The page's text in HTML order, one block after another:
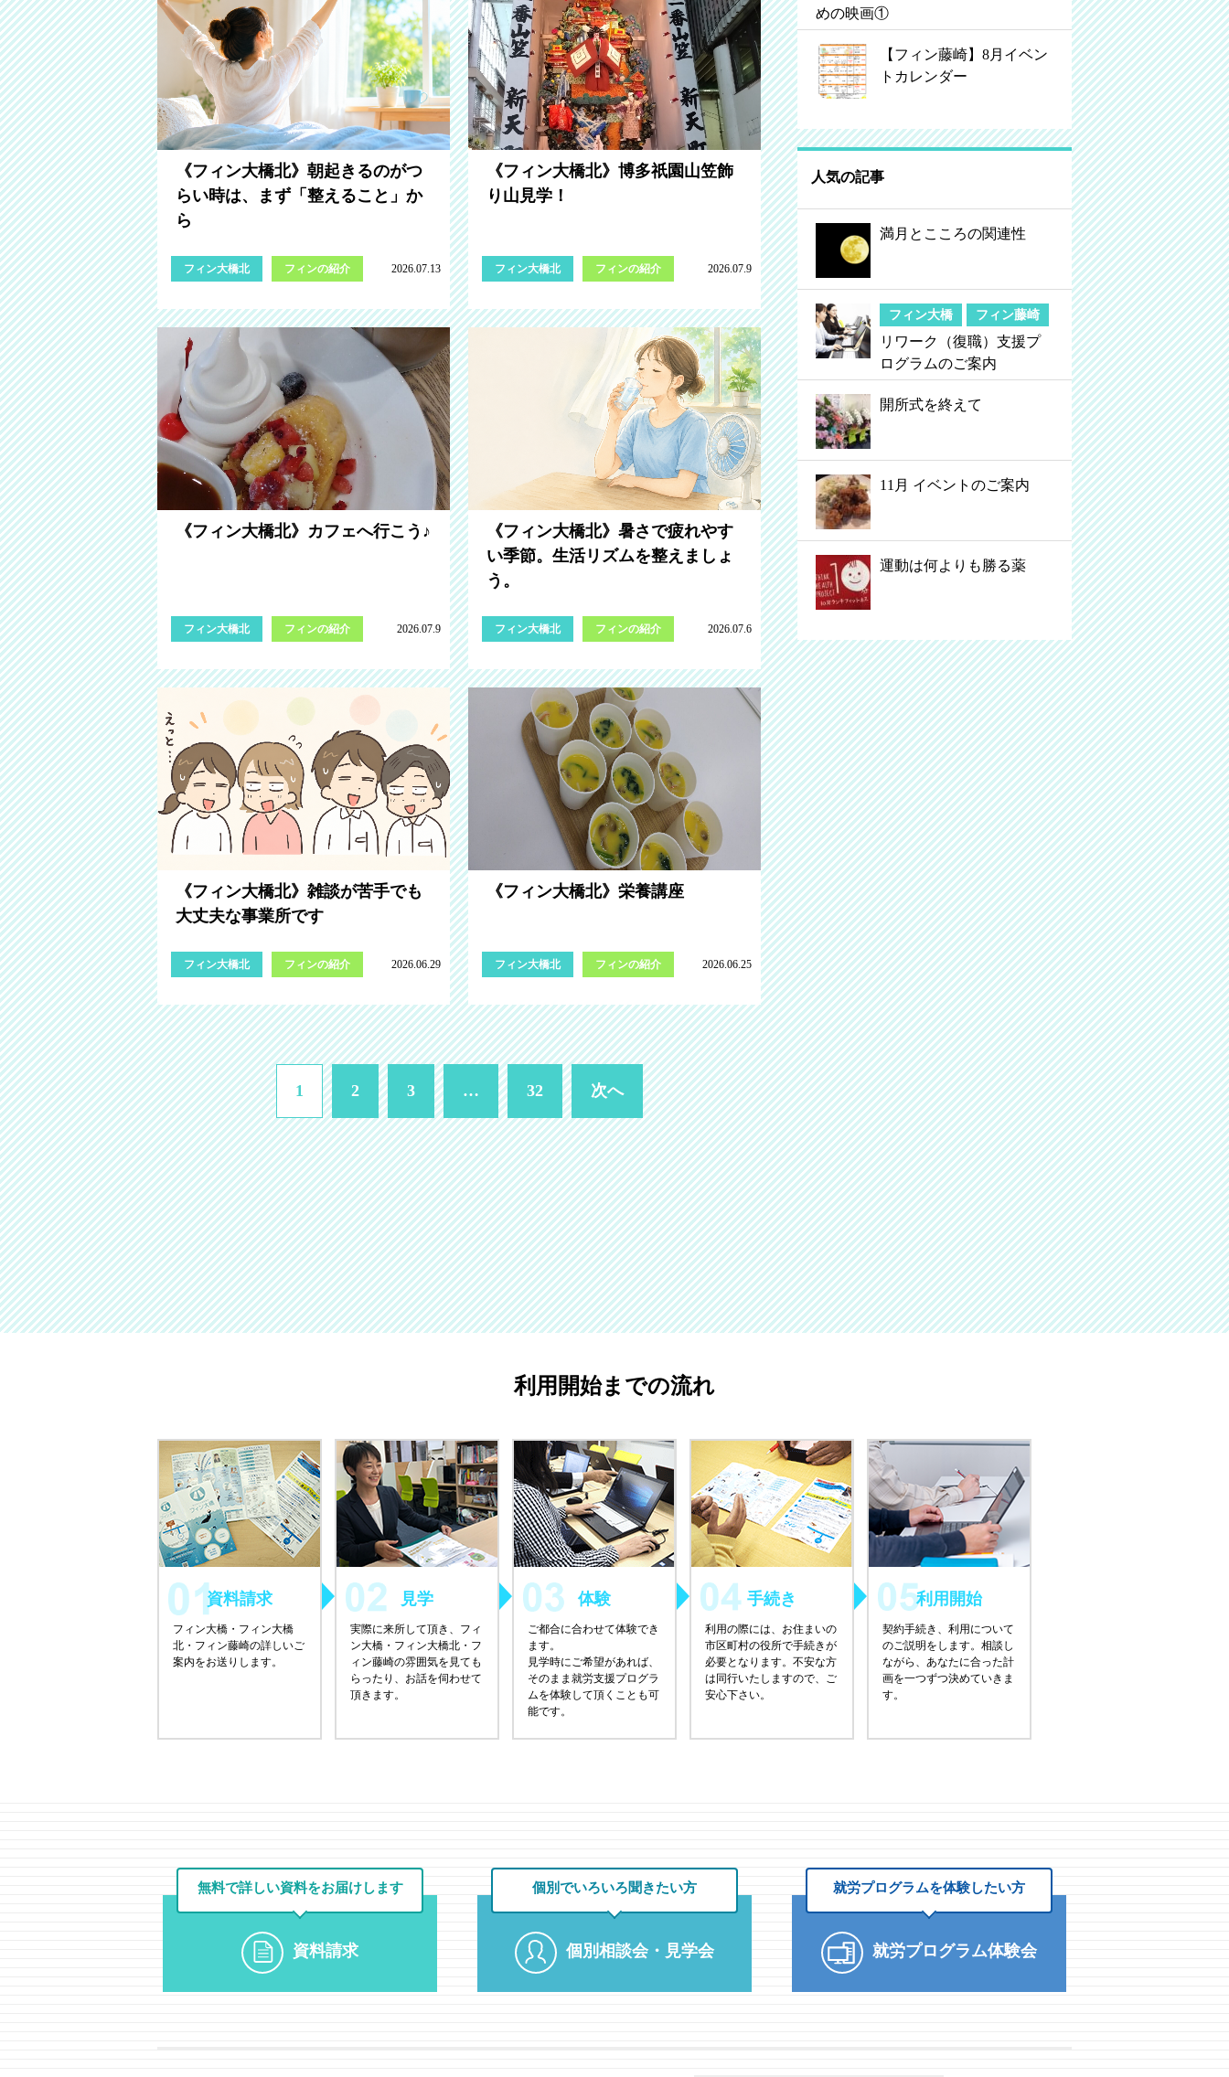
《フィン大橋北》朝起きるのがつ
らい時は、まず「整えること」か
ら
フィン大橋北 フィンの紹介 2026.07.13
《フィン大橋北》博多祇園山笠飾
り山見学！
フィン大橋北 フィンの紹介 2026.07.9
《フィン大橋北》カフェへ行こう♪
フィン大橋北 フィンの紹介 2026.07.9
《フィン大橋北》暑さで疲れやす
い季節。生活リズムを整えましょ
う。
フィン大橋北 フィンの紹介 2026.07.6
《フィン大橋北》雑談が苦手でも
大丈夫な事業所です
フィン大橋北 フィンの紹介 2026.06.29
《フィン大橋北》栄養講座
フィン大橋北 フィンの紹介 2026.06.25
1 2 3 … 32 次へ
めの映画①
【フィン藤崎】8月イベン
トカレンダー
人気の記事
満月とこころの関連性
フィン大橋 フィン藤崎
リワーク（復職）支援プ
ログラムのご案内
開所式を終えて
11月 イベントのご案内
運動は何よりも勝る薬
利用開始までの流れ
資料請求
フィン大橋・フィン大橋
北・フィン藤崎の詳しいご
案内をお送りします。
見学
実際に来所して頂き、フィ
ン大橋・フィン大橋北・フ
ィン藤崎の雰囲気を見ても
らったり、お話を伺わせて
頂きます。
体験
ご都合に合わせて体験でき
ます。
見学時にご希望があれば、
そのまま就労支援プログラ
ムを体験して頂くことも可
能です。
手続き
利用の際には、お住まいの
市区町村の役所で手続きが
必要となります。不安な方
は同行いたしますので、ご
安心下さい。
利用開始
契約手続き、利用について
のご説明をします。相談し
ながら、あなたに合った計
画を一つずつ決めていきま
す。
無料で詳しい資料をお届けします
資料請求
個別でいろいろ聞きたい方
個別相談会・見学会
就労プログラムを体験したい方
就労プログラム体験会